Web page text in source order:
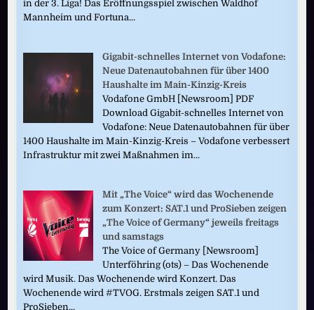
in der 3. Liga! Das Eröffnungsspiel zwischen Waldhof
Mannheim und Fortuna...
Gigabit-schnelles Internet von Vodafone:
Neue Datenautobahnen für über 1400
Haushalte im Main-Kinzig-Kreis
Vodafone GmbH [Newsroom] PDF
Download Gigabit-schnelles Internet von
Vodafone: Neue Datenautobahnen für über
1400 Haushalte im Main-Kinzig-Kreis – Vodafone verbessert
Infrastruktur mit zwei Maßnahmen im...
Mit „The Voice“ wird das Wochenende
zum Konzert: SAT.1 und ProSieben zeigen
„The Voice of Germany“ jeweils freitags
und samstags
The Voice of Germany [Newsroom]
Unterföhring (ots) – Das Wochenende
wird Musik. Das Wochenende wird Konzert. Das
Wochenende wird #TVOG. Erstmals zeigen SAT.1 und
ProSieben...